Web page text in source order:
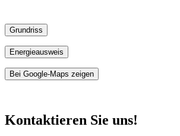
Grundriss
Energieausweis
Bei Google-Maps zeigen
Kontaktieren Sie uns!